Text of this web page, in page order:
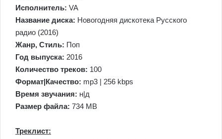
Исполнитель: VA
Название диска: Новогодняя дискотека Русского
радио (2016)
Жанр, Стиль: Поп
Год выпуска: 2016
Количество треков: 100
Формат|Качество: mp3 | 256 kbps
Время звучания: н|д
Размер файла: 734 MB
Треклист: